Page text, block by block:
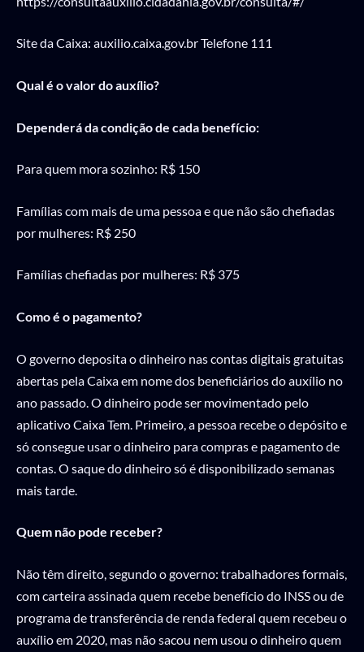
Site da Caixa: auxilio.caixa.gov.br Telefone 111
Qual é o valor do auxílio?
Dependerá da condição de cada benefício:
Para quem mora sozinho: R$ 150
Famílias com mais de uma pessoa e que não são chefiadas
por mulheres: R$ 250
Famílias chefiadas por mulheres: R$ 375
Como é o pagamento?
O governo deposita o dinheiro nas contas digitais gratuitas
abertas pela Caixa em nome dos beneficiários do auxílio no
ano passado. O dinheiro pode ser movimentado pelo
aplicativo Caixa Tem. Primeiro, a pessoa recebe o depósito e
só consegue usar o dinheiro para compras e pagamento de
contas. O saque do dinheiro só é disponibilizado semanas
mais tarde.
Quem não pode receber?
Não têm direito, segundo o governo: trabalhadores formais,
com carteira assinada quem recebe benefício do INSS ou de
programa de transferência de renda federal quem recebeu o
auxílio em 2020, mas não sacou nem usou o dinheiro quem